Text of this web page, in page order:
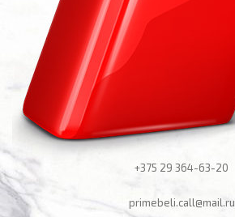
+375 29 364-63-20
primebeli.call@mail.ru